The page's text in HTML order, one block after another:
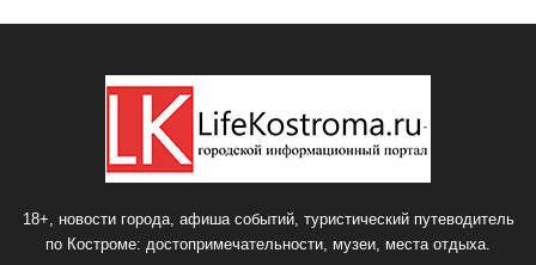
18+, новости города, афиша событий, туристический путеводитель
по Костроме: достопримечательности, музеи, места отдыха.